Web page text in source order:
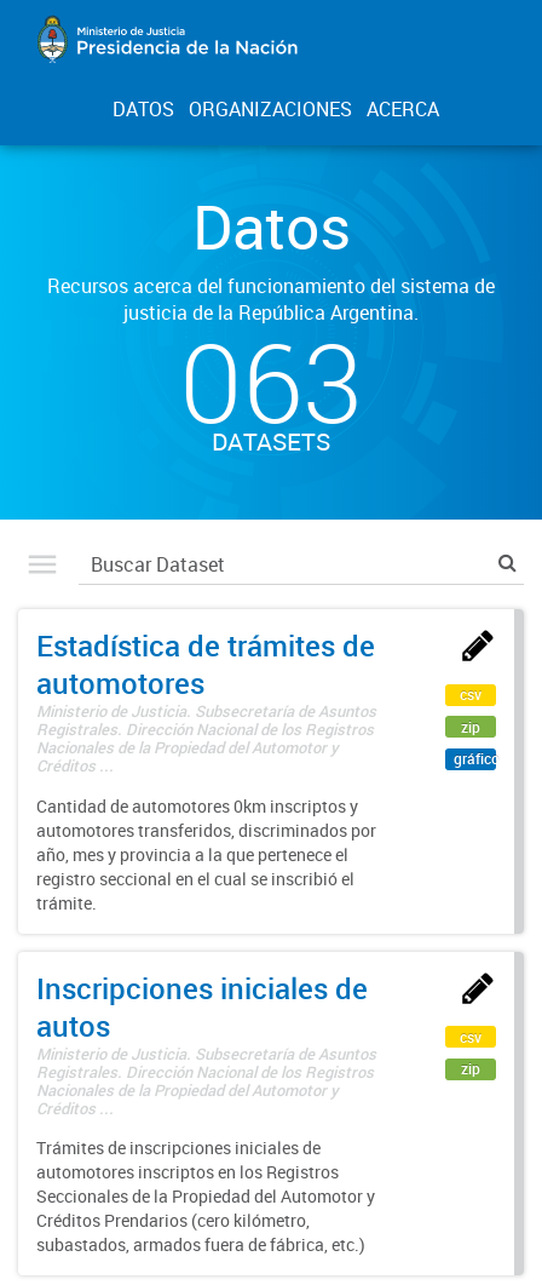
DATOS ORGANIZACIONES ACERCA
Datos
Recursos acerca del funcionamiento del sistema de
justicia de la República Argentina.
063
DATASETS
Estadística de trámites de
automotores
Ministerio de Justicia. Subsecretaría de Asuntos
Registrales. Dirección Nacional de los Registros
Nacionales de la Propiedad del Automotor y
Créditos ...
Cantidad de automotores 0km inscriptos y
automotores transferidos, discriminados por
año, mes y provincia a la que pertenece el
registro seccional en el cual se inscribió el
trámite.
csv
zip
gráfico
Inscripciones iniciales de
autos
Ministerio de Justicia. Subsecretaría de Asuntos
Registrales. Dirección Nacional de los Registros
Nacionales de la Propiedad del Automotor y
Créditos ...
Trámites de inscripciones iniciales de
automotores inscriptos en los Registros
Seccionales de la Propiedad del Automotor y
Créditos Prendarios (cero kilómetro,
subastados, armados fuera de fábrica, etc.)
csv
zip